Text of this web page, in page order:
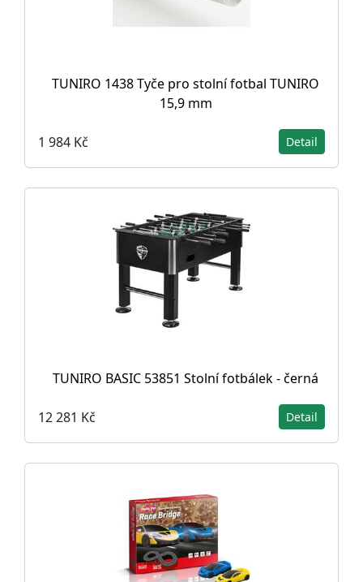
TUNIRO 1438 Tyče pro stolní fotbal TUNIRO
15,9 mm
1 984 Kč Detail
TUNIRO BASIC 53851 Stolní fotbálek - černá
12 281 Kč Detail